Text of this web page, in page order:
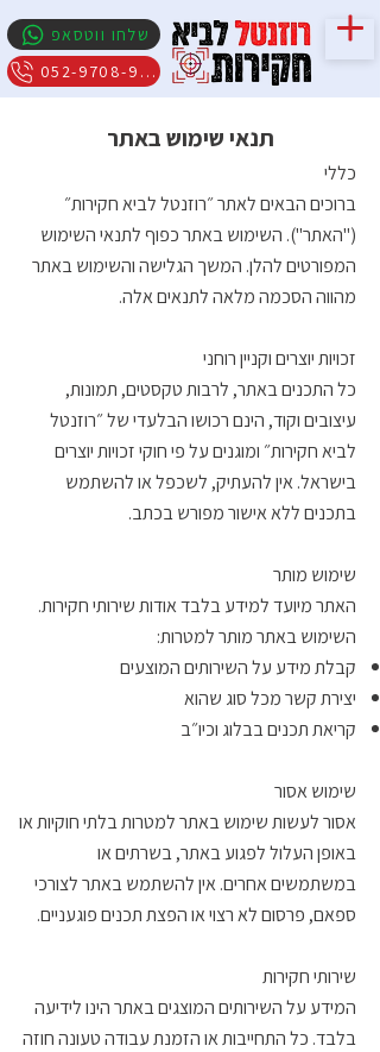
שלחו ווטסאפ
052-9708-909
תנאי שימוש באתר
כללי
ברוכים הבאים לאתר ״רוזנטל לביא חקירות״
("האתר"). השימוש באתר כפוף לתנאי השימוש
המפורטים להלן. המשך הגלישה והשימוש באתר
מהווה הסכמה מלאה לתנאים אלה.
זכויות יוצרים וקניין רוחני
כל התכנים באתר, לרבות טקסטים, תמונות,
עיצובים וקוד, הינם רכושו הבלעדי של ״רוזנטל
לביא חקירות״ ומוגנים על פי חוקי זכויות יוצרים
בישראל. אין להעתיק, לשכפל או להשתמש
בתכנים ללא אישור מפורש בכתב.
שימוש מותר
האתר מיועד למידע בלבד אודות שירותי חקירות.
השימוש באתר מותר למטרות:
קבלת מידע על השירותים המוצעים
יצירת קשר מכל סוג שהוא
קריאת תכנים בבלוג וכיו״ב​
שימוש אסור
אסור לעשות שימוש באתר למטרות בלתי חוקיות או
באופן העלול לפגוע באתר, בשרתים או
במשתמשים אחרים. אין להשתמש באתר לצורכי
ספאם, פרסום לא רצוי או הפצת תכנים פוגעניים.
שירותי חקירות
המידע על השירותים המוצגים באתר הינו לידיעה
בלבד. כל התחייבות או הזמנת עבודה טעונה חוזה